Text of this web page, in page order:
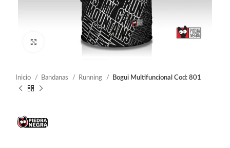
Click to enlarge
Inicio Bandanas Running Bogui Multifuncional Cod: 801